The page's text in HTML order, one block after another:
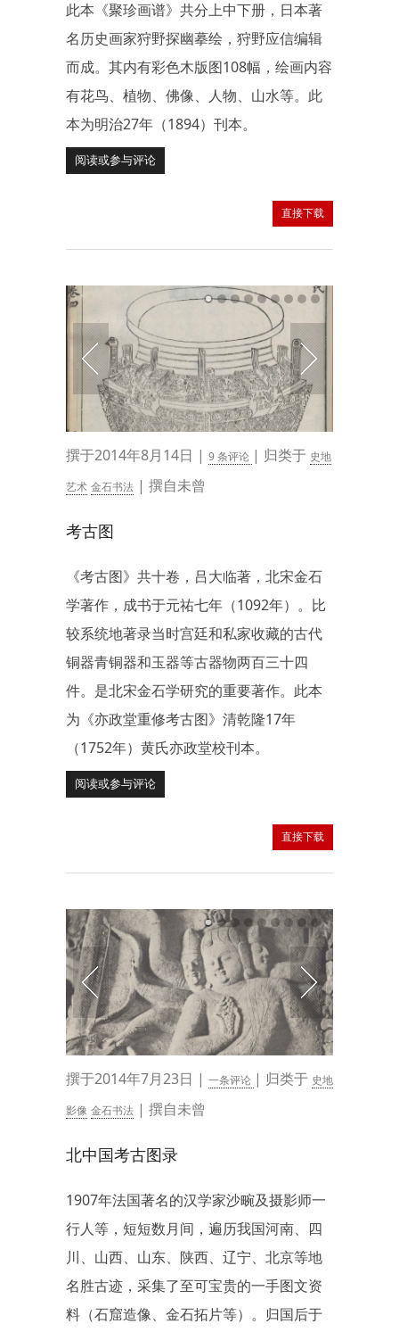
此本《聚珍画谱》共分上中下册，日本著
名历史画家狩野探幽摹绘，狩野应信编辑
而成。其内有彩色木版图108幅，绘画内容
有花鸟、植物、佛像、人物、山水等。此
本为明治27年（1894）刊本。
阅读或参与评论
直接下载
撰于2014年8月14日 | 9 条评论 | 归类于 史地
艺术 金石书法 | 撰自未曾
考古图
《考古图》共十卷，吕大临著，北宋金石
学著作，成书于元祐七年（1092年）。比
较系统地著录当时宫廷和私家收藏的古代
铜器青铜器和玉器等古器物两百三十四
件。是北宋金石学研究的重要著作。此本
为《亦政堂重修考古图》清乾隆17年
（1752年）黄氏亦政堂校刊本。
阅读或参与评论
直接下载
撰于2014年7月23日 | 一条评论 | 归类于 史地
影像 金石书法 | 撰自未曾
北中国考古图录
1907年法国著名的汉学家沙畹及摄影师一
行人等，短短数月间，遍历我国河南、四
川、山西、山东、陕西、辽宁、北京等地
名胜古迹，采集了至可宝贵的一手图文资
料（石窟造像、金石拓片等）。归国后于